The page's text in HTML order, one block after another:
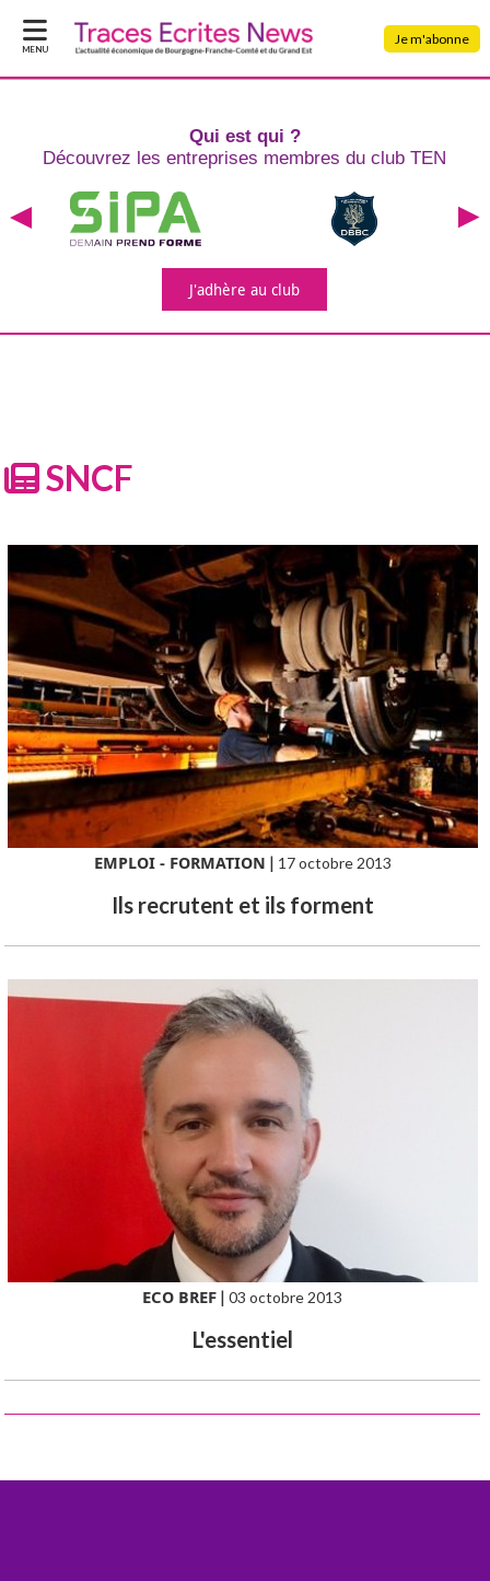
MENU
Je m'abonne
Qui est qui ?
Découvrez les entreprises membres du club TEN
J'adhèreau club
SNCF
EMPLOI - FORMATION | 17 octobre 2013
Ils recrutent et ils forment
ECO BREF |03 octobre 2013
L'essentiel